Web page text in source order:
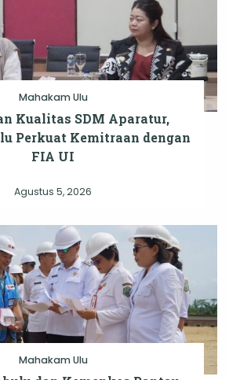
Mahakam Ulu
Kualitas SDM Aparatur,
Perkuat Kemitraan dengan
FIA UI
Agustus 5, 2026
Mahakam Ulu